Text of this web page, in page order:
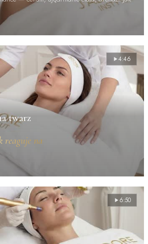
twarz
reaguje na
4:46
6:50